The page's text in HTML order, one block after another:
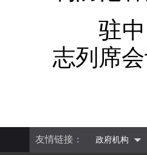
驻中国
志列席会
友情链接： 政府机构